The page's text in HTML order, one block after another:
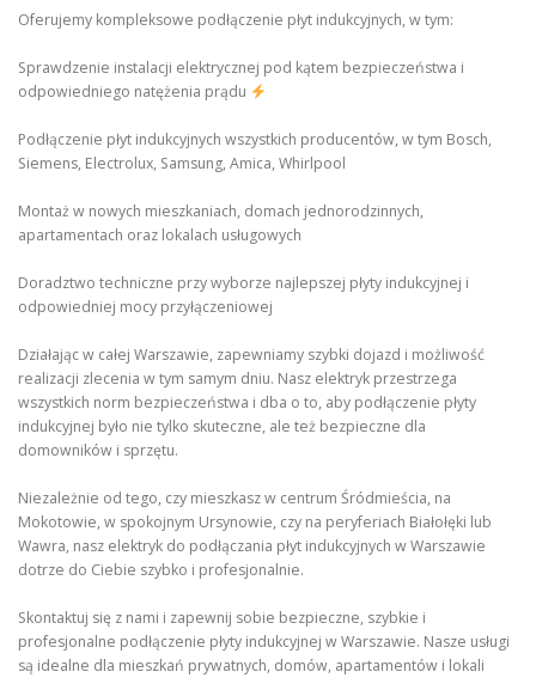
Oferujemy kompleksowe podłączenie płyt indukcyjnych, w tym:
Sprawdzenie instalacji elektrycznej pod kątem bezpieczeństwa i
odpowiedniego natężenia prądu
Podłączenie płyt indukcyjnych wszystkich producentów, w tym Bosch,
Siemens, Electrolux, Samsung, Amica, Whirlpool
Montaż w nowych mieszkaniach, domach jednorodzinnych,
apartamentach oraz lokalach usługowych
Doradztwo techniczne przy wyborze najlepszej płyty indukcyjnej i
odpowiedniej mocy przyłączeniowej
Działając w całej Warszawie, zapewniamy szybki dojazd i możliwość
realizacji zlecenia w tym samym dniu. Nasz elektryk przestrzega
wszystkich norm bezpieczeństwa i dba o to, aby podłączenie płyty
indukcyjnej było nie tylko skuteczne, ale też bezpieczne dla
domowników i sprzętu.
Niezależnie od tego, czy mieszkasz w centrum Śródmieścia, na
Mokotowie, w spokojnym Ursynowie, czy na peryferiach Białołęki lub
Wawra, nasz elektryk do podłączania płyt indukcyjnych w Warszawie
dotrze do Ciebie szybko i profesjonalnie.
Skontaktuj się z nami i zapewnij sobie bezpieczne, szybkie i
profesjonalne podłączenie płyty indukcyjnej w Warszawie. Nasze usługi
są idealne dla mieszkań prywatnych, domów, apartamentów i lokali